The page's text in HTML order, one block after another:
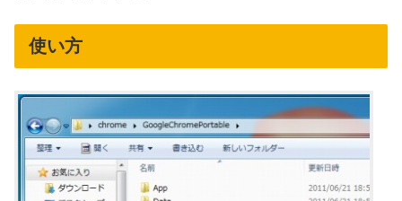
使い方